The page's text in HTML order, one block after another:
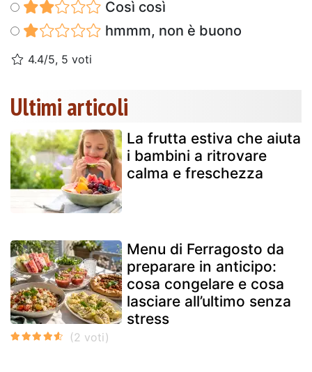
Così così
hmmm, non è buono
4.4/5, 5 voti
Ultimi articoli
La frutta estiva che aiuta
i bambini a ritrovare
calma e freschezza
Menu di Ferragosto da
preparare in anticipo:
cosa congelare e cosa
lasciare all’ultimo senza
stress